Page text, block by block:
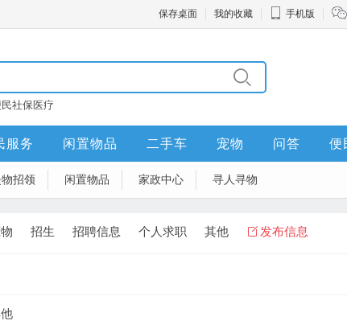
保存桌面 我的收藏 手机版
社保医疗
服务 闲置物品 二手车 宠物 问答 便
物招领 闲置物品 家政中心 寻人寻物
招生 招聘信息 个人求职 其他 发布信息